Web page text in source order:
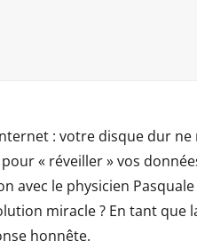
: votre disque dur
« réveiller » vos
avec le physicien
miracle ? En tant que
honnête.